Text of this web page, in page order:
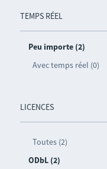
TEMPS RÉEL
Peu importe (2)
Avec temps réel (0)
LICENCES
Toutes (2)
ODbL (2)